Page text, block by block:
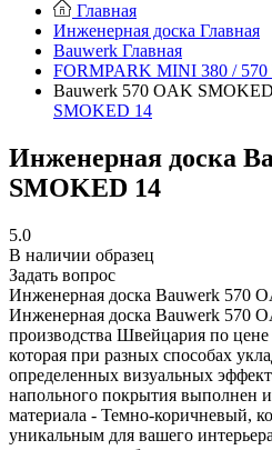
Главная
Инженерная доска Главная
Bauwerk Главная
FORMPARK MINI 380 / 570
Bauwerk 570 OAK
SMOKED 14
Инженерная доска
SMOKED 14
5.0
В наличии образец
Задать вопрос
Инженерная доска Bauwerk 570
Инженерная доска Bauwerk 570
производства Швейцария по
которая при разных способах
определенных визуальных
напольного покрытия выполнен
материала - Темно-коричневый,
уникальным для вашего